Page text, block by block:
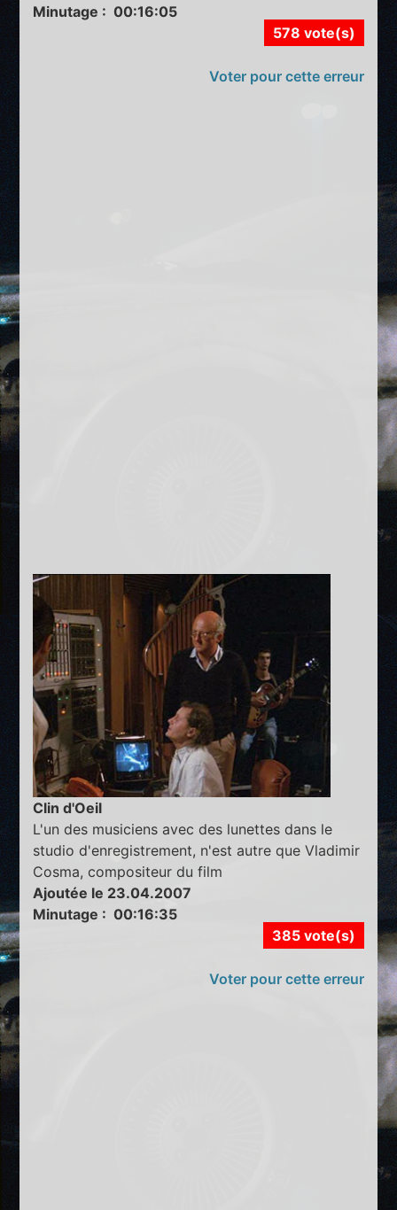
Minutage : 00:16:05
578 vote(s)
Voter pour cette erreur
Clin d'Oeil
L'un des musiciens avec des lunettes dans le
studio d'enregistrement, n'est autre que Vladimir
Cosma, compositeur du film
Ajoutée le 23.04.2007
Minutage : 00:16:35
385 vote(s)
Voter pour cette erreur